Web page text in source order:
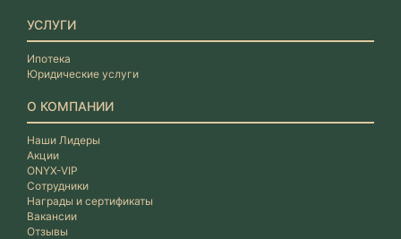
УСЛУГИ
Ипотека
Юридические услуги
О КОМПАНИИ
Наши Лидеры
Акции
ONYX-VIP
Сотрудники
Награды и сертификаты
Вакансии
Отзывы